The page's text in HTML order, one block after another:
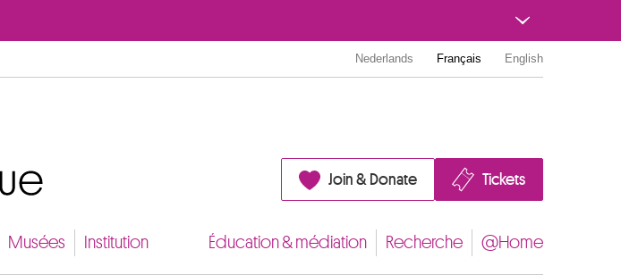
Nederlands Français English
Join & Donate Tickets
Musées Institution Éducation & médiation Recherche @Home